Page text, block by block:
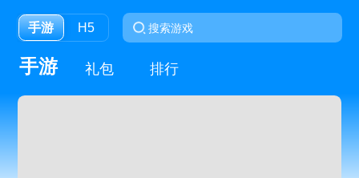
手游 H5
手游 礼包 排行